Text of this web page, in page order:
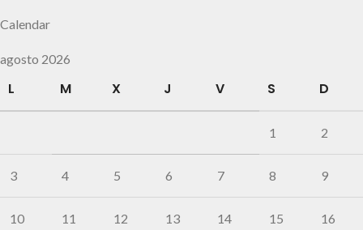
Calendar
agosto 2026
L M X J V S D
1 2
3 4 5 6 7 8 9
10 11 12 13 14 15 16